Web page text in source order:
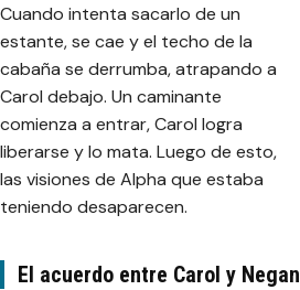
Cuando intenta sacarlo de un
estante, se cae y el techo de la
cabaña se derrumba, atrapando a
Carol debajo. Un caminante
comienza a entrar, Carol logra
liberarse y lo mata. Luego de esto,
las visiones de Alpha que estaba
teniendo desaparecen.
El acuerdo entre Carol y Negan